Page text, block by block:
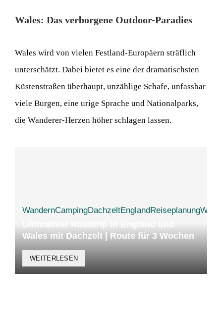
Wales: Das verborgene Outdoor-Paradies
Wales wird von vielen Festland-Europäern sträflich
unterschätzt. Dabei bietet es eine der dramatischsten
Küstenstraßen überhaupt, unzählige Schafe, unfassbar
viele Burgen, eine urige Sprache und Nationalparks,
die Wanderer-Herzen höher schlagen lassen.
WandernCampingDachzeltEnglandReiseplanung
Wales mit Dachzelt | Route für 3 Wochen
WEITERLESEN